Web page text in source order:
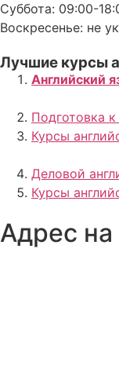
Суббота: 09:00-
Воскресенье: не
Лучшие курсы
Английский
Подготовка к
Курсы
Деловой
Курсы
Адрес на